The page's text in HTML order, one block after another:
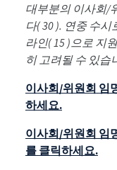
대부분의 이사회/
다( 30 ). 연중 수
라인( 15 )으로 지
히 고려될 수 있습
이사회/위원회 임
하세요.
이사회/위원회 임
를 클릭하세요.